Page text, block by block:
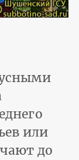
или
до